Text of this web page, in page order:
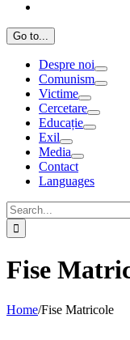
Go to...
Despre noi
Comunism
Victime
Cercetare
Educație
Exil
Media
Contact
Languages
Search
for:
Fise
Home/Fise Matricole